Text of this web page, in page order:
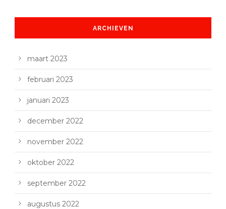
ARCHIEVEN
maart 2023
februari 2023
januari 2023
december 2022
november 2022
oktober 2022
september 2022
augustus 2022